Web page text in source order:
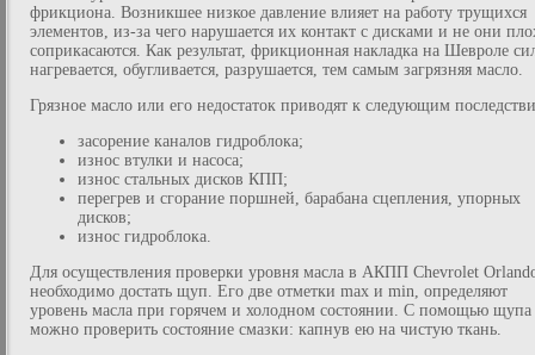
фрикциона. Возникшее низкое давление влияет на работу трущихся
элементов, из-за чего нарушается их контакт с дисками и не они
соприкасаются. Как результат, фрикционная накладка на Шевроле
нагревается, обугливается, разрушается, тем самым загрязняя масло.
Грязное масло или его недостаток приводят к следующим
засорение каналов гидроблока;
износ втулки и насоса;
износ стальных дисков КПП;
перегрев и сгорание поршней, барабана сцепления, упорных
дисков;
износ гидроблока.
Для осуществления проверки уровня масла в АКПП Chevrolet
необходимо достать щуп. Его две отметки max и min, определяют
уровень масла при горячем и холодном состоянии. С помощью щупа
можно проверить состояние смазки: капнув ею на чистую ткань.